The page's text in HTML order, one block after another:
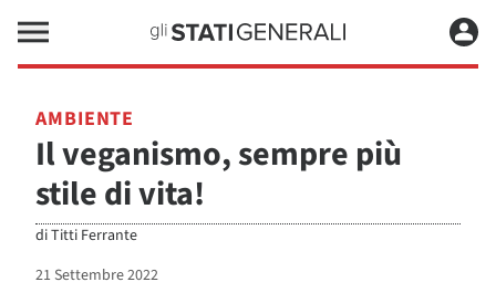
AMBIENTE
Il veganismo, sempre più
stile di vita!
diTitti Ferrante
21 Settembre 2022